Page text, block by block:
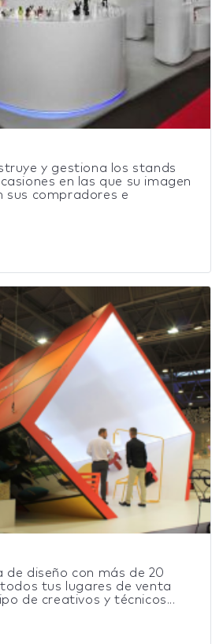
y gestiona los stands
en las que su imagen
sus compradores e
de diseño con más de 20
tus lugares de venta
de creativos y técnicos...